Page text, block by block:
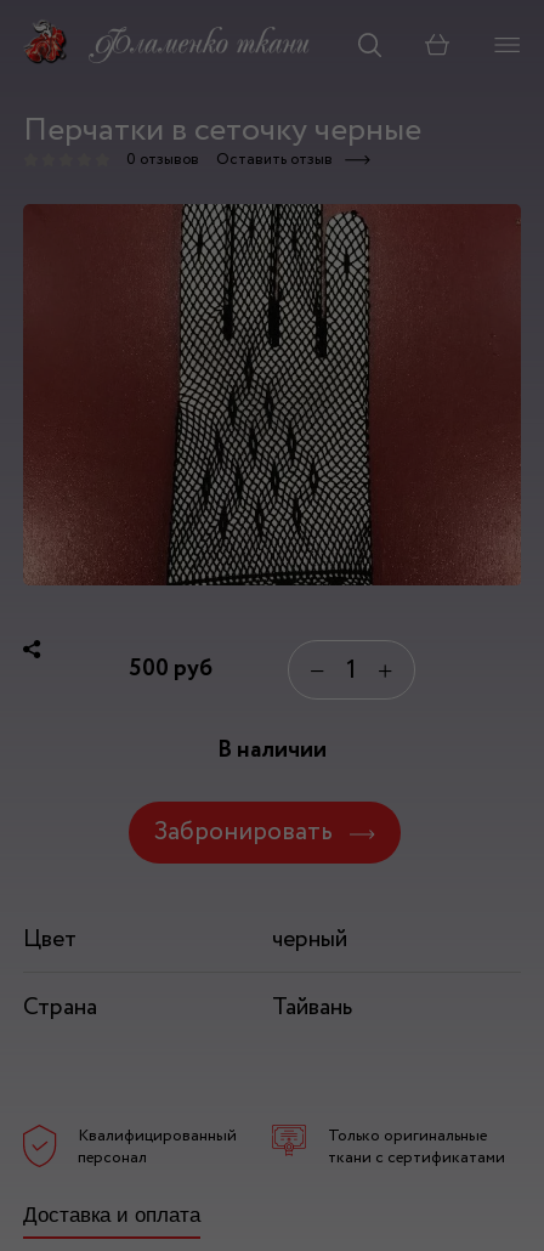
Корзина
Перчатки в сеточку черные
0 отзывов Оставить отзыв
500 руб − +
В наличии
Забронировать
Цвет
черный
Страна
Тайвань
Квалифицированный
персонал
Только оригинальные
ткани с сертификатами
Доставка и оплата